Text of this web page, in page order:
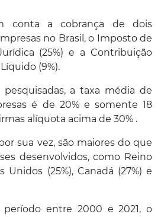
conta a cobrança de dois
no Brasil, o Imposto de
(25%) e a Contribuição
(9%).
pesquisadas, a taxa média de
é de 20% e somente 18
alíquota acima de 30% .
sua vez, são maiores do que
desenvolvidos, como Reino
Unidos (25%), Canadá (27%) e
período entre 2000 e 2021, o